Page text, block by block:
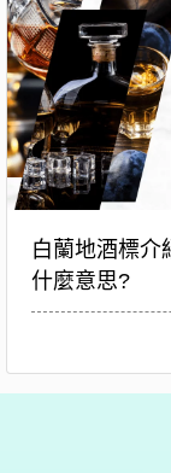
白蘭地酒標介
什麼意思?